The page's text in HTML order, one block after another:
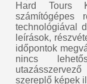
Hard Tours
számítógépes
technológiával
leírások,
időpontok
nincs
szereplő képek